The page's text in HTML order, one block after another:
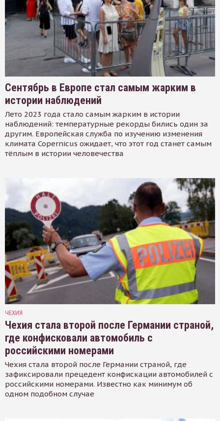
Сентябрь в Европе стал самым жарким в
истории наблюдений
Лето 2023 года стало самым жарким в истории
наблюдений: температурные рекорды бились один за
другим. Европейская служба по изучению изменения
климата Copernicus ожидает, что этот год станет самым
тёплым в истории человечества
ЧЕХИЯ
Чехия стала второй после Германии страной,
где конфисковали автомобиль с
российскими номерами
Чехия стала второй после Германии страной, где
зафиксировали прецедент конфискации автомобилей с
российскими номерами. Известно как минимум об
одном подобном случае